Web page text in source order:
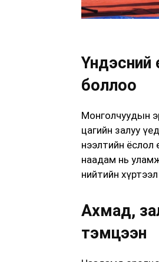
Үндэсний
боллоо
Монголчуудын
цагийн залуу
нээлтийн ёслол
наадам нь
нийтийн
Ахмад,
тэмцээн